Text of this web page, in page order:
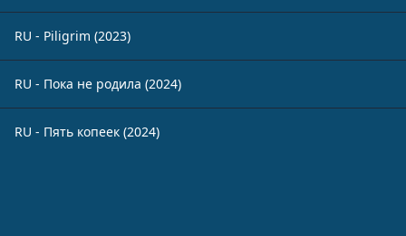
RU - Piligrim (2023)
RU - Пока не родила (2024)
RU - Пять копеек (2024)